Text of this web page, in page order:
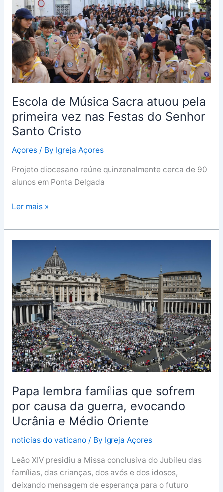
Escola de Música Sacra atuou pela
primeira vez nas Festas do Senhor
Santo Cristo
Açores/ By Igreja Açores
Projeto diocesano reúne quinzenalmente cerca de 90
alunos em Ponta Delgada
atuou
pela
primeira
vez
nas
Festas
do
Santo
Cristo
Ler mais »
Papa lembra famílias que sofrem
por causa da guerra, evocando
Ucrânia e Médio Oriente
noticias do vaticano/ By Igreja Açores
Leão XIV presidiu a Missa conclusiva do Jubileu das
famílias, das crianças, dos avós e dos idosos,
deixando mensagem de esperança para o futuro
famílias
que
sofrem
por
causa
da
guerra,
evocando
Ucrânia
Médio
Oriente